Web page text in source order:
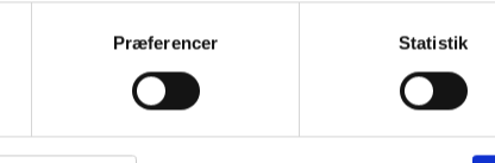
Præferencer Statistik
Support™-bagpanel med Body
mere aktive tur. Der kommer en
og hurtig adgang for begge arme.
Den er lavet af
og udstyr.